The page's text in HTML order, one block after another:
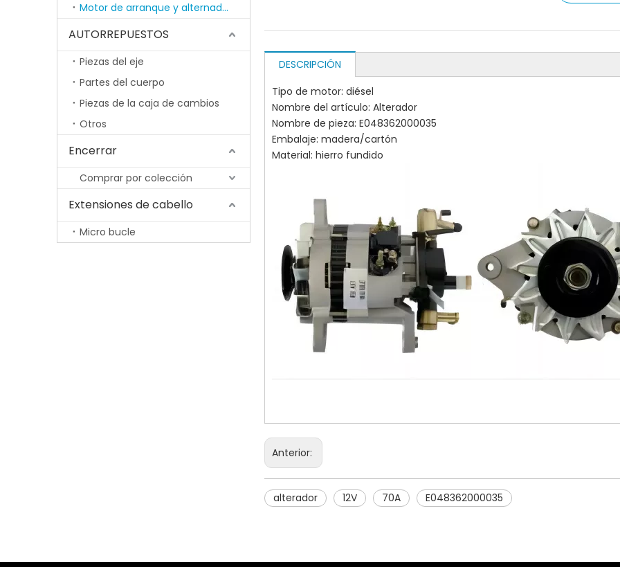
Motor de arranque y alternador
AUTORREPUESTOS
Piezas del eje
Partes del cuerpo
Piezas de la caja de cambios
Otros
Encerrar
Comprar por colección
Extensiones de cabello
Micro bucle
DESCRIPCIÓN
Tipo de motor: diésel
Nombre del artículo: Alterador
Nombre de pieza: E048362000035
Embalaje: madera/cartón
Material: hierro fundido
Anterior:
alterador 12V 70A E048362000035